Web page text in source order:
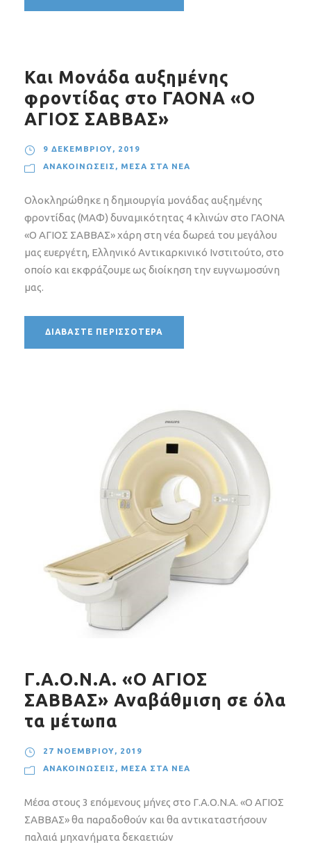
Και Μονάδα αυξημένης
φροντίδας στο ΓΑΟΝΑ «Ο
ΑΓΙΟΣ ΣΑΒΒΑΣ»
9 ΔΕΚΕΜΒΡΊΟΥ, 2019
ΑΝΑΚΟΙΝΏΣΕΙΣ , ΜΈΣΑ ΣΤΑ ΝΈΑ
Ολοκληρώθηκε η δημιουργία μονάδας αυξημένης
φροντίδας (ΜΑΦ) δυναμικότητας 4 κλινών στο ΓΑΟΝΑ
«Ο ΑΓΙΟΣ ΣΑΒΒΑΣ» χάρη στη νέα δωρεά του μεγάλου
μας ευεργέτη, Ελληνικό Αντικαρκινικό Ινστιτούτο, στο
οποίο και εκφράζουμε ως διοίκηση την ευγνωμοσύνη
μας.
ΔΙΑΒΆΣΤΕ ΠΕΡΙΣΣΌΤΕΡΑ
Γ.Α.Ο.Ν.Α. «Ο ΑΓΙΟΣ
ΣΑΒΒΑΣ» Αναβάθμιση σε όλα
τα μέτωπα
27 ΝΟΕΜΒΡΊΟΥ, 2019
ΑΝΑΚΟΙΝΏΣΕΙΣ , ΜΈΣΑ ΣΤΑ ΝΈΑ
Μέσα στους 3 επόμενους μήνες στο Γ.Α.Ο.Ν.Α. «Ο ΑΓΙΟΣ
ΣΑΒΒΑΣ» θα παραδοθούν και θα αντικαταστήσουν
παλαιά μηχανήματα δεκαετιών